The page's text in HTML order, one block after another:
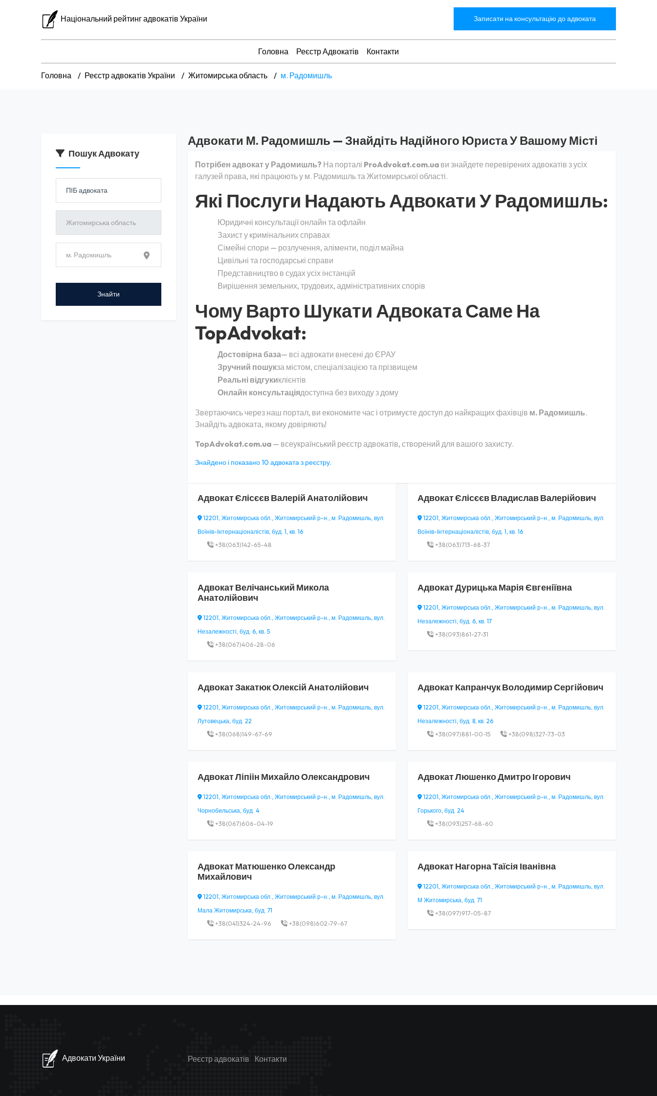
Національний рейтинг адвокатів України Записати на консультацію до адвоката
Головна Реєстр Адвокатів Контакти
Головна Реєстр адвокатів України Житомирська область м. Радомишль
Пошук Адвокату
Адвокати М. Радомишль — Знайдіть Надійного Юриста У Вашому Місті
Потрібен адвокат у Радомишль? На порталі ProAdvokat.com.ua ви знайдете перевірених адвокатів з усіх
галузей права, які працюють у м. Радомишль та Житомирської області.
Які Послуги Надають Адвокати У Радомишль:
Юридичні консультації онлайн та офлайн
Захист у кримінальних справах
Сімейні спори — розлучення, аліменти, поділ майна
Цивільні та господарські справи
Представництво в судах усіх інстанцій
Вирішення земельних, трудових, адміністративних спорів
Чому Варто Шукати Адвоката Саме На
TopAdvokat:
Достовірна база— всі адвокати внесені до ЄРАУ
Зручний пошукза містом, спеціалізацією та прізвищем
Реальні відгукиклієнтів
Онлайн консультаціядоступна без виходу з дому
Звертаючись через наш портал, ви економите час і отримуєте доступ до найкращих фахівців м. Радомишль.
Знайдіть адвоката, якому довіряють!
TopAdvokat.com.ua — всеукраїнський реєстр адвокатів, створений для вашого захисту.
Знайдено і показано 10 адвоката з реєстру.
АдвокатЄлісєєв Валерій Анатолійович
12201, Житомирська обл., Житомирський р-н., м. Радомишль, вул.
Воїнів-Інтернаціоналістів, буд. 1, кв. 16
+38(063)142-65-48
АдвокатЄлісєєв Владислав Валерійович
12201, Житомирська обл., Житомирський р-н., м. Радомишль, вул.
Воїнів-Інтернаціоналістів, буд. 1, кв. 16
+38(063)713-68-37
АдвокатВелічанський Микола
Анатолійович
12201, Житомирська обл., Житомирський р-н., м. Радомишль, вул.
Незалежності, буд. 6, кв. 5
+38(067)406-28-06
АдвокатДурицька Марія Євгеніївна
12201, Житомирська обл., Житомирський р-н., м. Радомишль, вул.
Незалежності, буд. 6, кв. 17
+38(093)861-27-31
АдвокатЗакатюк Олексій Анатолійович
12201, Житомирська обл., Житомирський р-н., м. Радомишль, вул.
Лутовецька, буд. 22
+38(068)149-67-69
АдвокатКапранчук Володимир Сергійович
12201, Житомирська обл., Житомирський р-н., м. Радомишль, вул.
Незалежності, буд. 8, кв. 26
+38(097)881-00-15 +38(098)327-73-03
АдвокатЛіпіін Михайло Олександрович
12201, Житомирська обл., Житомирський р-н., м. Радомишль, вул.
Чорнобильська, буд. 4
+38(067)606-04-19
АдвокатЛюшенко Дмитро Ігорович
12201, Житомирська обл., Житомирський р-н., м. Радомишль, вул.
Горького, буд. 24
+38(093)257-68-60
АдвокатМатюшенко Олександр
Михайлович
12201, Житомирська обл., Житомирський р-н., м. Радомишль, вул.
Мала Житомирська, буд. 71
+38(041)324-24-96 +38(098)602-79-67
АдвокатНагорна Таїсія Іванівна
12201, Житомирська обл., Житомирський р-н., м. Радомишль, вул.
М Житомирська, буд. 71
+38(097)917-05-87
Адвокати України Реєстр адвокатів Контакти